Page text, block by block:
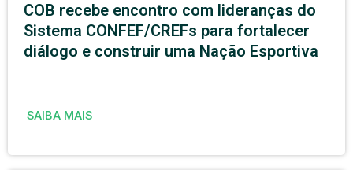
COB recebe encontro com lideranças do
Sistema CONFEF/CREFs para fortalecer
diálogo e construir uma Nação Esportiva
SAIBA MAIS